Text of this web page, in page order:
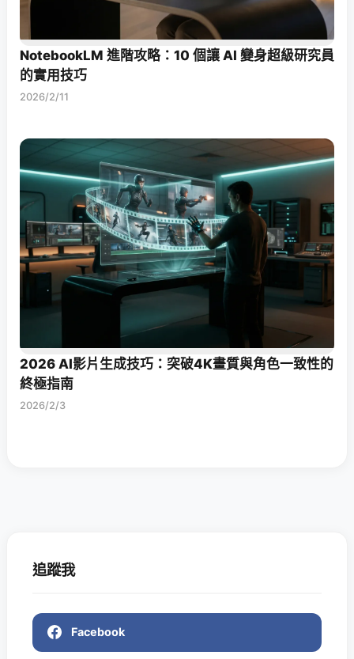
NotebookLM 進階攻略：10 個讓 AI 變身超級研究員
的實用技巧
2026/2/11
2026 AI影片生成技巧：突破4K畫質與角色一致性的
終極指南
2026/2/3
追蹤我
Facebook